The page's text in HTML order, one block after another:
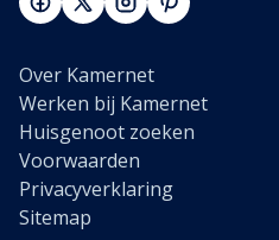
Over Kamernet
Werken bij Kamernet
Huisgenoot zoeken
Voorwaarden
Privacyverklaring
Sitemap